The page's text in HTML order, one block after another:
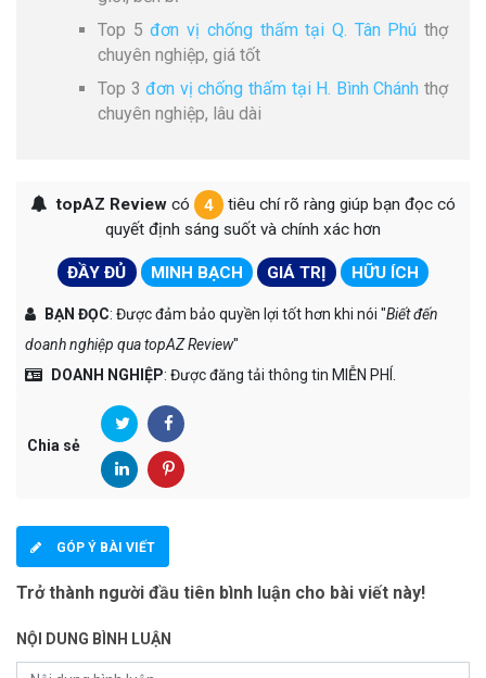
Top 5đơn vị chống thấm tại Q. Tân Phú thợ
chuyên nghiệp, giá tốt
Top 3đơn vị chống thấm tại H. Bình Chánh thợ
chuyên nghiệp, lâu dài
topAZ Reviewcó 4
tiêu chí rõ ràng giúp bạn đọc có
quyết định sáng suốt và chính xác hơn
ĐẦY ĐỦ MINH BẠCH GIÁ TRỊ HỮU ÍCH
BẠN ĐỌC: Được đảm bảo quyền lợi tốt hơn khi nói "Biết đến
doanh nghiệp qua topAZ Review"
DOANH NGHIỆP: Được đăng tải thông tin MIỄN PHÍ.
Chia sẻ
GÓP Ý BÀI VIẾT
Trở thành người đầu tiên bình luận cho bài viết này!
NỘI DUNG BÌNH LUẬN